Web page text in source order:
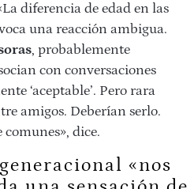
La diferencia de edad en las
una reacción ambigua.
, probablemente
con conversaciones
‘aceptable’. Pero rara
amigos. Deberían serlo.
dice.
«nos